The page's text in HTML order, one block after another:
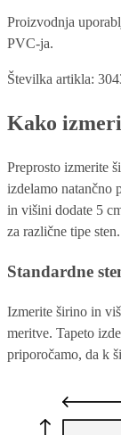
Proizvodnja
PVC-ja.
Številka artikla:
Kako
Preprosto izmerite
izdelamo natančno
in višini dodate 5
za različne tipe sten.
Standardne
Izmerite širino in
meritve. Tapeto
priporočamo, da k